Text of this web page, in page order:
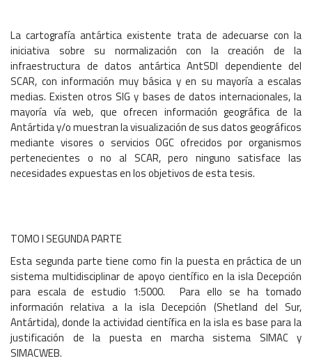
La cartografía antártica existente trata de adecuarse con la
iniciativa sobre su normalización con la creación de la
infraestructura de datos antártica AntSDI dependiente del
SCAR, con información muy básica y en su mayoría a escalas
medias. Existen otros SIG y bases de datos internacionales, la
mayoría vía web, que ofrecen información geográfica de la
Antártida y/o muestran la visualización de sus datos geográficos
mediante visores o servicios OGC ofrecidos por organismos
pertenecientes o no al SCAR, pero ninguno satisface las
necesidades expuestas en los objetivos de esta tesis.
TOMO I SEGUNDA PARTE
Esta segunda parte tiene como fin la puesta en práctica de un
sistema multidisciplinar de apoyo científico en la isla Decepción
para escala de estudio 1:5000. Para ello se ha tomado
información relativa a la isla Decepción (Shetland del Sur,
Antártida), donde la actividad científica en la isla es base para la
justificación de la puesta en marcha sistema SIMAC y
SIMACWEB.